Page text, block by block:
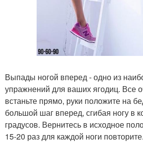
Выпады ногой вперед - одно из
упражнений для ваших ягодиц. Все
встаньте прямо, руки положите на
большой шаг вперед, сгибая ногу в
градусов. Вернитесь в исходное
15-20 раз для каждой ноги повторите.